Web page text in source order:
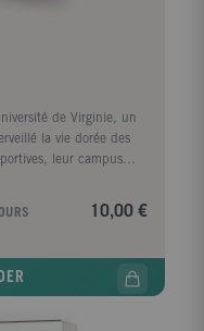
de Virginie, un
la vie dorée des
leur campus
Très vite, le jeune
en faisant l'amour
de Boston,
10,00 €